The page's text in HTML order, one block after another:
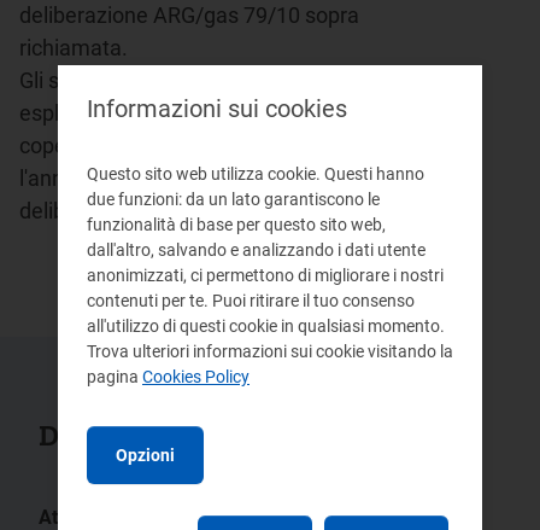
deliberazione ARG/gas 79/10 sopra
richiamata.
Gli stessi soggetti sono inoltre tenuti ad
espletare gli adempimenti relativi alla
copertura dei costi dell'assicurazione per
l'anno 2014, previsti dall'Allegato A alla
deliberazione 191/2013/R/gas.
Documenti collegati
Atti:
Informazioni sui cookies
Questo sito web utilizza cookie. Questi hanno
due funzioni: da un lato garantiscono le
funzionalità di base per questo sito web,
dall'altro, salvando e analizzando i dati utente
anonimizzati, ci permettono di migliorare i nostri
contenuti per te. Puoi ritirare il tuo consenso
all'utilizzo di questi cookie in qualsiasi momento.
Trova ulteriori informazioni sui cookie visitando la
pagina Cookies Policy
Opzioni